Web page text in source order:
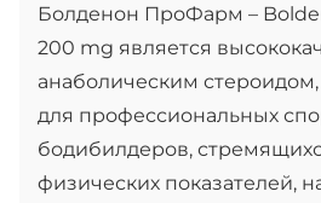
Болденон ПроФарм –
200 mg является
анаболическим
для профессиональных
бодибилдеров,
физических показателей,